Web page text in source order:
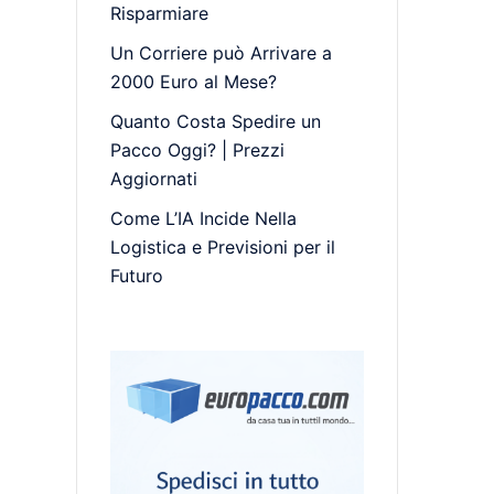
Risparmiare
Un Corriere può Arrivare a
2000 Euro al Mese?
Quanto Costa Spedire un
Pacco Oggi? | Prezzi
Aggiornati
Come L’IA Incide Nella
Logistica e Previsioni per il
Futuro